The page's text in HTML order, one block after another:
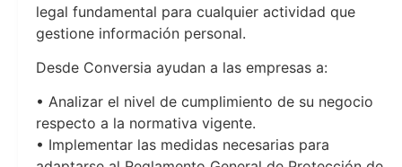
legal fundamental para cualquier actividad que
gestione información personal.
Desde Conversia ayudan a las empresas a:
• Analizar el nivel de cumplimiento de su negocio
respecto a la normativa vigente.
• Implementar las medidas necesarias para